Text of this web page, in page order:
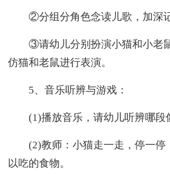
②分组分角色念读儿歌，加深记
③请幼儿分别扮演小猫和小老
仿猫和老鼠进行表演。
5、音乐听辨与游戏：
(1)播放音乐，请幼儿听辨哪段
(2)教师：小猫走一走，停一停
以吃的食物。